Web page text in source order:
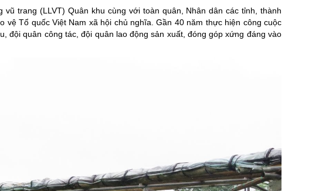
trang (LLVT) Quân khu cùng với toàn quân, Nhân dân các tỉnh, thành
Tổ quốc Việt Nam xã hội chủ nghĩa. Gần 40 năm thực hiện công cuộc
đội quân công tác, đội quân lao động sản xuất, đóng góp xứng đáng vào